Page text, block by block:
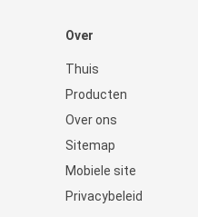
Over
Thuis
Producten
Over ons
Sitemap
Mobiele site
Privacybeleid